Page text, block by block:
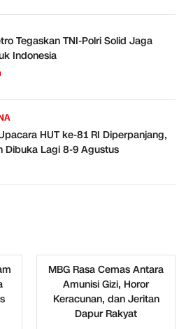
Tegaskan TNI-Polri Solid Jaga
Indonesia
HUT ke-81 RI Diperpanjang,
Dibuka Lagi 8-9 Agustus
MBG Rasa Cemas Antara
Amunisi Gizi, Horor
Keracunan, dan Jeritan
Dapur Rakyat